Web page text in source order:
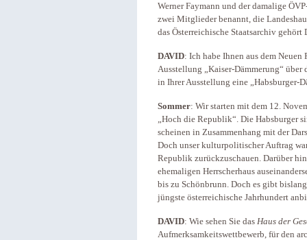
Werner Faymann und der damalige
zwei Mitglieder benannt, die
das Österreichische Staatsarchiv
DAVID: Ich habe Ihnen aus dem
Ausstellung „Kaiser-Dämmerung“
in Ihrer Ausstellung eine „Habsburger-
Sommer: Wir starten mit dem 12.
„Hoch die Republik“. Die Habsburger
scheinen in Zusammenhang mit der
Doch unser kulturpolitischer Auftrag
Republik zurückzuschauen. Darüber
ehemaligen Herrscherhaus
bis zu Schönbrunn. Doch es gibt
jüngste österreichische Jahrhundert
DAVID: Wie sehen Sie das Haus der
Aufmerksamkeitswettbewerb, für den